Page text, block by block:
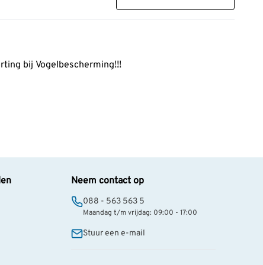
bij Vogelbescherming!!!
Neem contact op
088 - 563 563 5
Maandag t/m vrijdag: 09:00 - 17:00
Stuur een e-mail